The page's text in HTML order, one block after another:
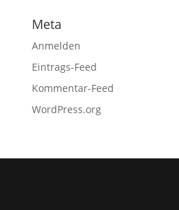
Meta
Anmelden
Eintrags-Feed
Kommentar-Feed
WordPress.org